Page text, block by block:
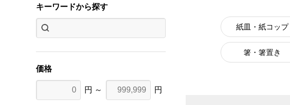
キーワードから探す
価格
円 ～ 円
紙皿・紙コップ
箸・箸置き